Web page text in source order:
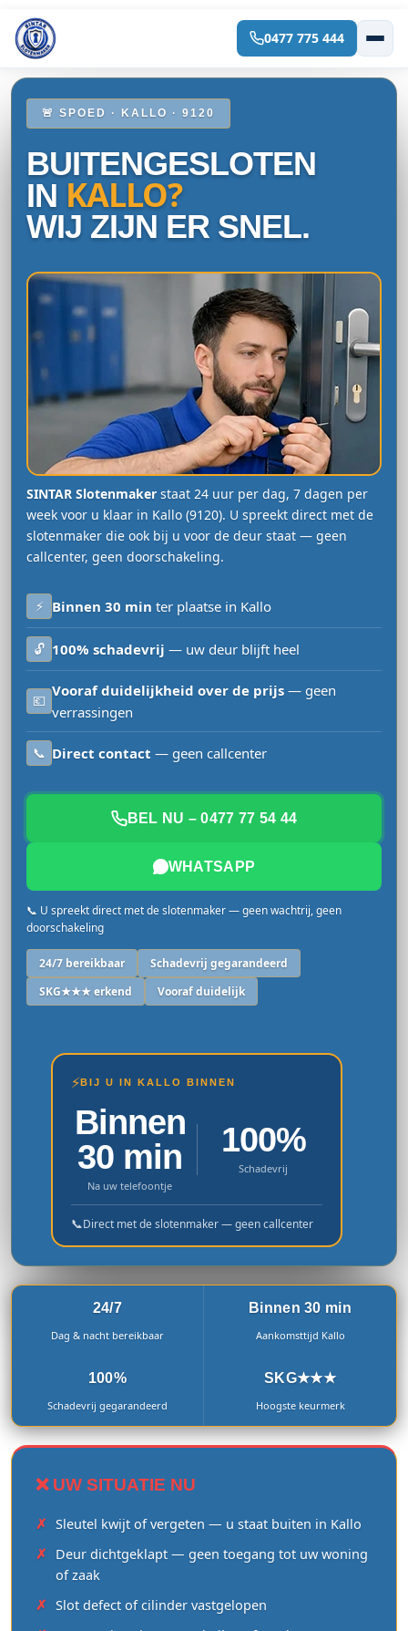
Spring
inhoud
0477 775 444
🚨 SPOED · KALLO · 9120
BUITENGESLOTEN
IN KALLO?
WIJ ZIJN ER SNEL.
SINTAR Slotenmaker staat 24 uur per dag, 7 dagen per
week voor u klaar in Kallo (9120). U spreekt direct met de
slotenmaker die ook bij u voor de deur staat — geen
callcenter, geen doorschakeling.
⚡ Binnen 30 min ter plaatse in Kallo
🔓 100% schadevrij — uw deur blijft heel
💶
Vooraf duidelijkheid over de prijs — geen
verrassingen
📞 Direct contact — geen callcenter
BEL NU – 0477 77 54 44
WHATSAPP
📞 U spreekt direct met de slotenmaker — geen wachtrij, geen
doorschakeling
24/7 bereikbaar
Schadevrij gegarandeerd
SKG★★★ erkend
Vooraf duidelijk
⚡BIJ U IN KALLO BINNEN
Binnen
30 min
Na uw telefoontje
100%
Schadevrij
📞Direct met de slotenmaker — geen callcenter
24/7
Dag & nacht bereikbaar
Binnen 30 min
Aankomsttijd Kallo
100%
Schadevrij gegarandeerd
SKG★★★
Hoogste keurmerk
❌ UW SITUATIE NU
Sleutel kwijt of vergeten — u staat buiten in Kallo
Deur dichtgeklapt — geen toegang tot uw woning
of zaak
Slot defect of cilinder vastgelopen